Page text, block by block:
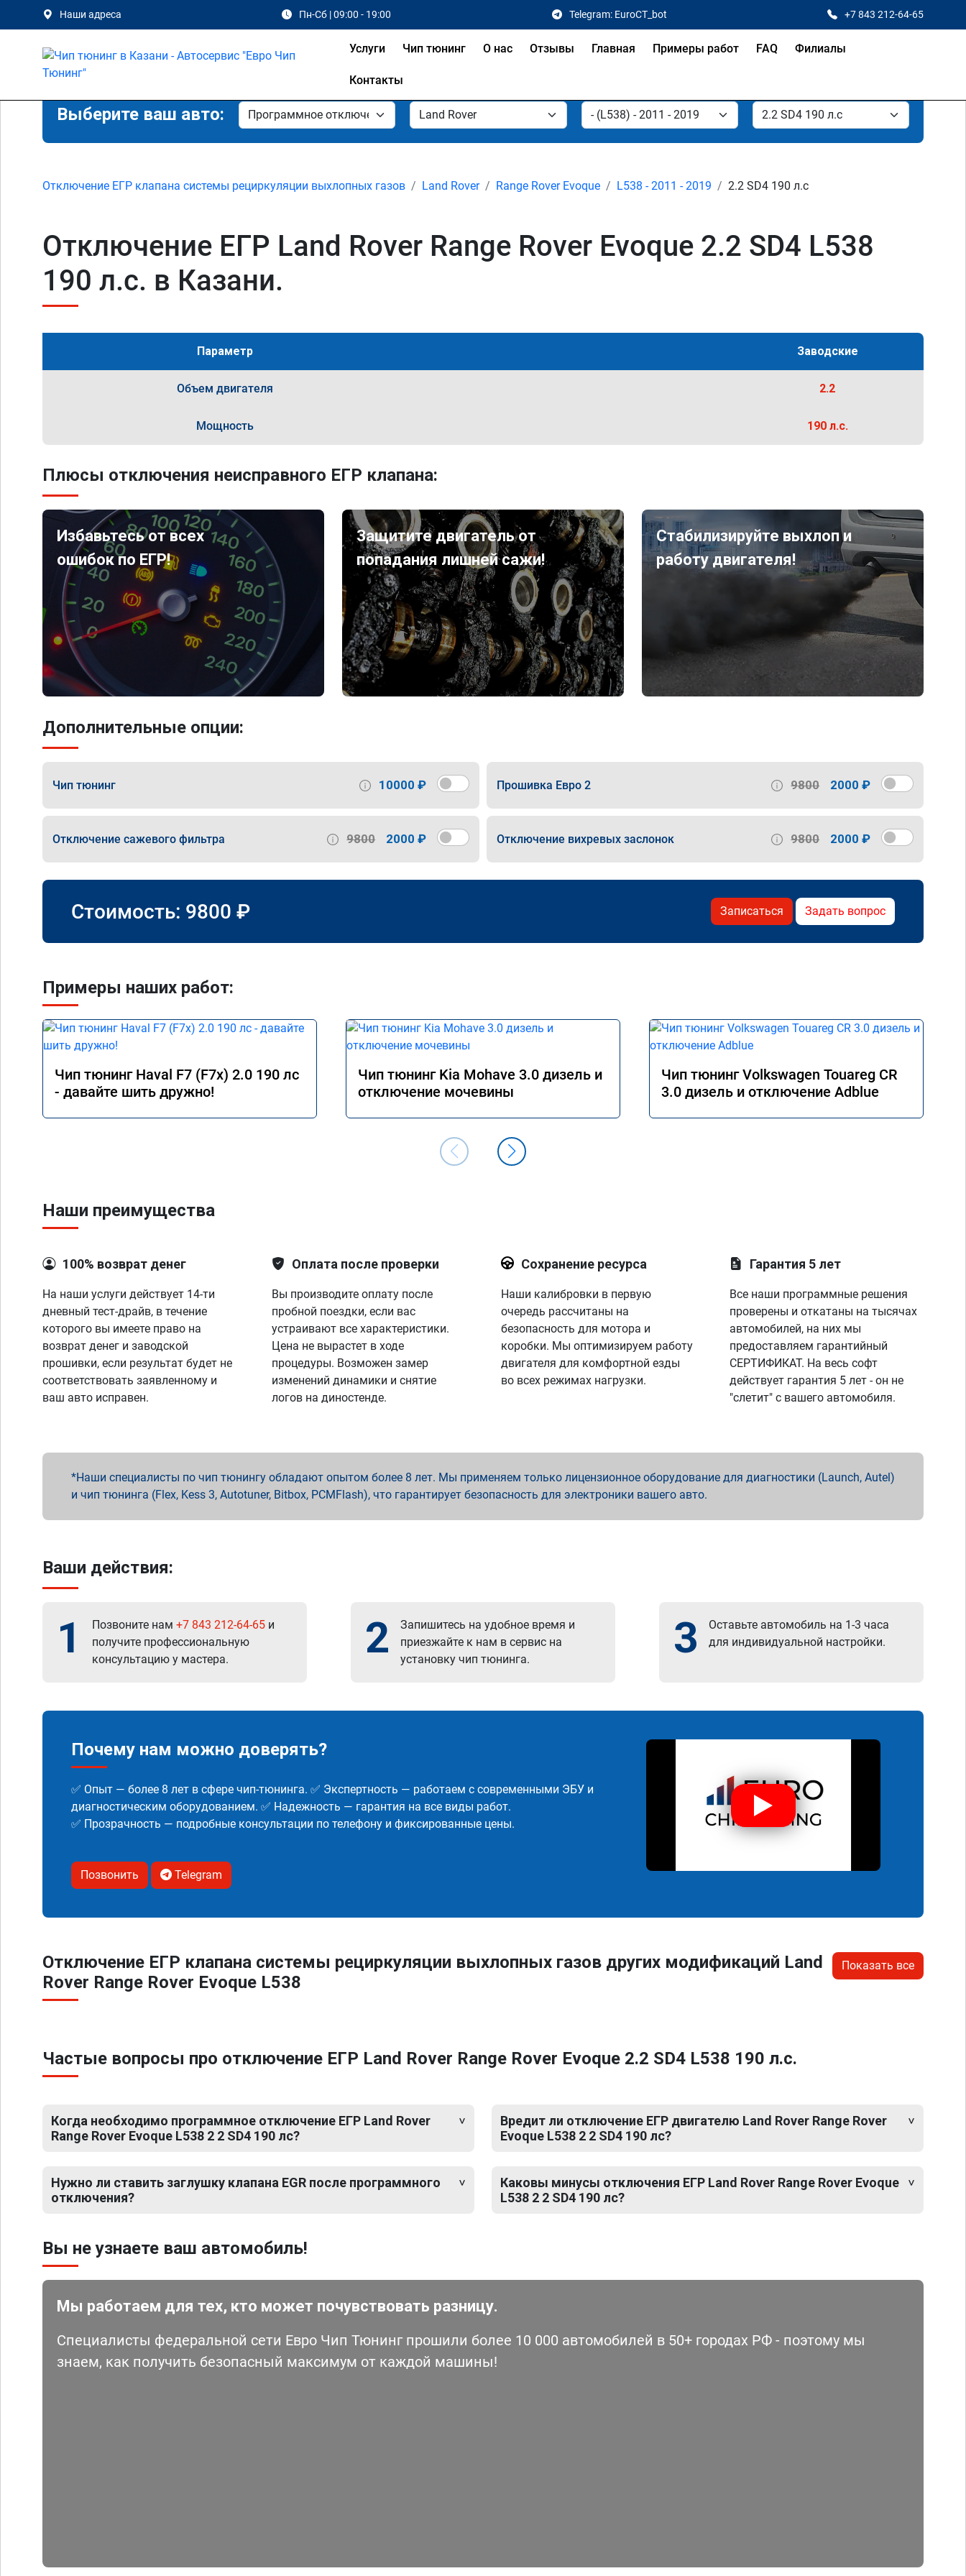
Наши адреса Пн-Сб | 09:00 - 19:00 Telegram: EuroCT_bot +7 843 212-64-65
Услуги Чип тюнинг О нас Отзывы Главная Примеры работ FAQ Филиалы
Контакты
Выберите ваш авто:
Отключение ЕГР клапана системы рециркуляции выхлопных газов Land Rover Range Rover Evoque L538 - 2011 - 2019 2.2 SD4 190 л.с
Отключение ЕГР Land Rover Range Rover Evoque 2.2 SD4 L538
190 л.с. в Казани.
Параметр Заводские
Объем двигателя 2.2
Мощность 190 л.с.
Плюсы отключения неисправного ЕГР клапана:
Избавьтесь от всех
ошибок по ЕГР!
Защитите двигатель от
попадания лишней сажи!
Стабилизируйте выхлоп и
работу двигателя!
Дополнительные опции:
Чип тюнинг 10000 ₽ Прошивка Евро 2 9800 2000 ₽
Отключение сажевого фильтра 9800 2000 ₽ Отключение вихревых заслонок 9800 2000 ₽
Стоимость: 9800 ₽ Записаться Задать вопрос
Примеры наших работ:
Чип тюнинг Haval F7 (F7x) 2.0 190 лс
- давайте шить дружно!
Чип тюнинг Kia Mohave 3.0 дизель и
отключение мочевины
Чип тюнинг Volkswagen Touareg CR
3.0 дизель и отключение Adblue
Наши преимущества
100% возврат денег
На наши услуги действует 14-ти
дневный тест-драйв, в течение
которого вы имеете право на
возврат денег и заводской
прошивки, если результат будет не
соответствовать заявленному и
ваш авто исправен.
Оплата после проверки
Вы производите оплату после
пробной поездки, если вас
устраивают все характеристики.
Цена не вырастет в ходе
процедуры. Возможен замер
изменений динамики и снятие
логов на диностенде.
Сохранение ресурса
Наши калибровки в первую
очередь рассчитаны на
безопасность для мотора и
коробки. Мы оптимизируем работу
двигателя для комфортной езды
во всех режимах нагрузки.
Гарантия 5 лет
Все наши программные решения
проверены и откатаны на тысячах
автомобилей, на них мы
предоставляем гарантийный
СЕРТИФИКАТ. На весь софт
действует гарантия 5 лет - он не
"слетит" с вашего автомобиля.
Наши специалисты по чип тюнингу обладают опытом более 8 лет. Мы применяем только лицензионное оборудование для диагностики (Launch, Autel)
и чип тюнинга (Flex, Kess 3, Autotuner, Bitbox, PCMFlash), что гарантирует безопасность для электроники вашего авто.
Ваши действия:
1 Позвоните нам +7 843 212-64-65 и
получите профессиональную
консультацию у мастера.
2
Запишитесь на удобное время и
приезжайте к нам в сервис на
установку чип тюнинга.
3
Оставьте автомобиль на 1-3 часа
для индивидуальной настройки.
Почему нам можно доверять?
✅ Опыт — более 8 лет в сфере чип-тюнинга. ✅ Экспертность — работаем с современными ЭБУ и
диагностическим оборудованием. ✅ Надежность — гарантия на все виды работ.
✅ Прозрачность — подробные консультации по телефону и фиксированные цены.
Позвонить Telegram
Отключение ЕГР клапана системы рециркуляции выхлопных газов других модификаций Land
Rover Range Rover Evoque L538
Показать все
Частые вопросы про отключение ЕГР Land Rover Range Rover Evoque 2.2 SD4 L538 190 л.с.
Когда необходимо программное отключение ЕГР Land Rover
Range Rover Evoque L538 2 2 SD4 190 лс?
Нужно ли ставить заглушку клапана EGR после программного
отключения?
Вредит ли отключение ЕГР двигателю Land Rover Range Rover
Evoque L538 2 2 SD4 190 лс?
Каковы минусы отключения ЕГР Land Rover Range Rover Evoque
L538 2 2 SD4 190 лс?
Вы не узнаете ваш автомобиль!
Мы работаем для тех, кто может почувствовать разницу.
Специалисты федеральной сети Евро Чип Тюнинг прошили более 10 000 автомобилей в 50+ городах РФ - поэтому мы
знаем, как получить безопасный максимум от каждой машины!